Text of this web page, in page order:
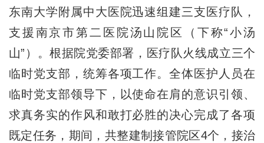
东南大学附属中大医院迅速组建三支医疗队，
支援南京市第二医院汤山院区（下称“小汤
山”）。根据院党委部署，医疗队火线成立三个
临时党支部，统筹各项工作。全体医护人员在
临时党支部领导下，以使命在肩的意识引领、
求真务实的作风和敢打必胜的决心完成了各项
既定任务，期间，共整建制接管院区4个，接治